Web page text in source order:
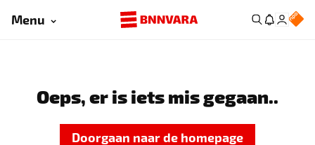
Menu
Oeps, er is iets mis gegaan..
Doorgaan naar de homepage